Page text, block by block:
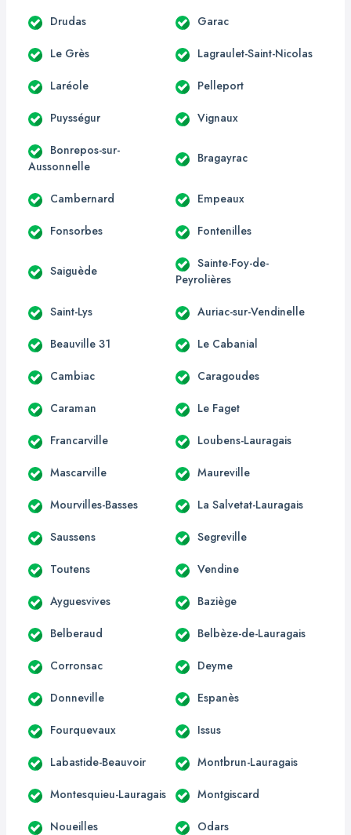
Drudas Garac
Le Grès Lagraulet-Saint-Nicolas
Laréole Pelleport
Puysségur Vignaux
Bonrepos-sur-
Aussonnelle
Bragayrac
Cambernard Empeaux
Fonsorbes Fontenilles
Saiguède
Sainte-Foy-de-
Peyrolières
Saint-Lys Auriac-sur-Vendinelle
Beauville 31 Le Cabanial
Cambiac Caragoudes
Caraman Le Faget
Francarville Loubens-Lauragais
Mascarville Maureville
Mourvilles-Basses La Salvetat-Lauragais
Saussens Segreville
Toutens Vendine
Ayguesvives Baziège
Belberaud Belbèze-de-Lauragais
Corronsac Deyme
Donneville Espanès
Fourquevaux Issus
Labastide-Beauvoir Montbrun-Lauragais
Montesquieu-Lauragais Montgiscard
Noueilles Odars